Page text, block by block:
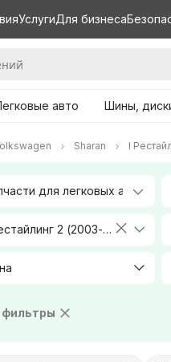
УслугиДля бизнеса
авто Шины,
Sharan I
I Рестайлинг 2 (2003-2010)
двигателя